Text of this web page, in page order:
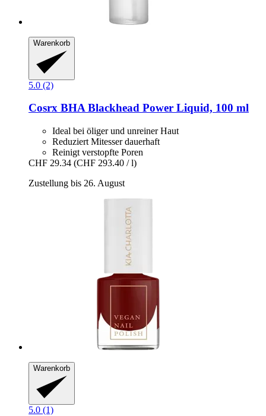
Warenkorb
5.0 (2)
Cosrx BHA Blackhead Power Liquid, 100 ml
Ideal bei öliger und unreiner Haut
Reduziert Mitesser dauerhaft
Reinigt verstopfte Poren
CHF 29.34 (CHF 293.40 / l)
Zustellung bis 26. August
Warenkorb
5.0 (1)